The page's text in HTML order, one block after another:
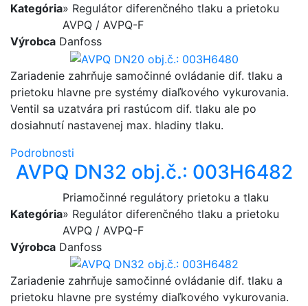
Kategória» Regulátor diferenčného tlaku a prietoku
AVPQ / AVPQ-F
Výrobca Danfoss
Zariadenie zahrňuje samočinné ovládanie dif. tlaku a
prietoku hlavne pre systémy diaľkového vykurovania.
Ventil sa uzatvára pri rastúcom dif. tlaku ale po
dosiahnutí nastavenej max. hladiny tlaku.
Podrobnosti
AVPQ DN32 obj.č.: 003H6482
Kategória
Priamočinné regulátory prietoku a tlaku
» Regulátor diferenčného tlaku a prietoku
AVPQ / AVPQ-F
Výrobca Danfoss
Zariadenie zahrňuje samočinné ovládanie dif. tlaku a
prietoku hlavne pre systémy diaľkového vykurovania.